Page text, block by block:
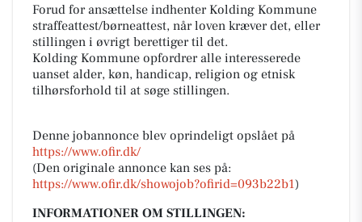
Forud for ansættelse indhenter Kolding Kommune
straffeattest/børneattest, når loven kræver det, eller
stillingen i øvrigt berettiger til det.
Kolding Kommune opfordrer alle interesserede
uanset alder, køn, handicap, religion og etnisk
tilhørsforhold til at søge stillingen.
Denne jobannonce blev oprindeligt opslået på
https://www.ofir.dk/
(Den originale annonce kan ses på:
https://www.ofir.dk/showojob?ofirid=093b22b1)
INFORMATIONER OM STILLINGEN: